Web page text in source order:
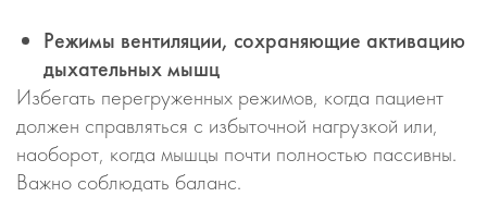
Режимы вентиляции, сохраняющие активацию
дыхательных мышц
Избегать перегруженных режимов, когда пациент
должен справляться с избыточной нагрузкой или,
наоборот, когда мышцы почти полностью пассивны.
Важно соблюдать баланс.